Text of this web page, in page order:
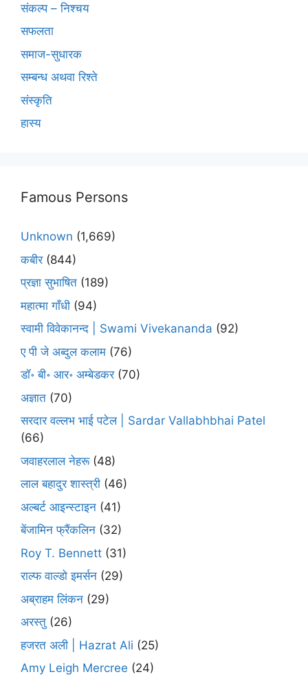
संकल्प – निश्चय
सफलता
समाज-सुधारक
सम्बन्ध अथवा रिश्ते
संस्कृति
हास्य
Famous Persons
Unknown (1,669)
कबीर(844)
प्रज्ञा सुभाषित (189)
महात्मा गाँधी (94)
स्वामी विवेकानन्द | Swami Vivekananda (92)
ए पी जे अब्दुल कलाम (76)
डॉ॰ बी॰ आर॰ अम्बेडकर(70)
अज्ञात (70)
सरदार वल्लभ भाई पटेल | Sardar Vallabhbhai Patel
(66)
जवाहरलाल नेहरू(48)
लाल बहादुर शास्त्री (46)
अल्बर्ट आइन्स्टाइन (41)
बेंजामिन फ्रैंकलिन (32)
Roy T. Bennett (31)
राल्फ वाल्डो इमर्सन (29)
अब्राहम लिंकन (29)
अरस्तु (26)
हजरत अली | Hazrat Ali (25)
Amy Leigh Mercree (24)